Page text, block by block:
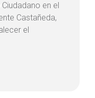
en el
Castañeda,
el